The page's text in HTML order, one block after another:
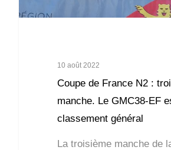
10 août 2022
Coupe de France N2 :
manche. Le GMC38-EF
classement général
La troisième manche de